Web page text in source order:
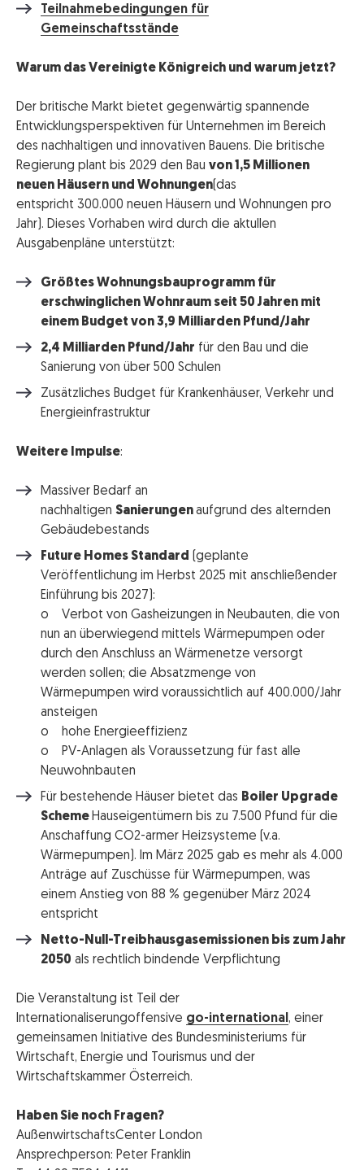
Teilnahmebedingungen für
Gemeinschaftsstände
Warum das Vereinigte Königreich und warum jetzt?
Der britische Markt bietet gegenwärtig spannende
Entwicklungsperspektiven für Unternehmen im Bereich
des nachhaltigen und innovativen Bauens. Die britische
Regierung plant bis 2029 den Bau von 1,5 Millionen
neuen Häusern und Wohnungen(das
entspricht 300.000 neuen Häusern und Wohnungen pro
Jahr). Dieses Vorhaben wird durch die aktullen
Ausgabenpläne unterstützt:
Größtes Wohnungsbauprogramm für
erschwinglichen Wohnraum seit 50 Jahren mit
einem Budget von 3,9 Milliarden Pfund/Jahr
2,4 Milliarden Pfund/Jahr für den Bau und die
Sanierung von über 500 Schulen
Zusätzliches Budget für Krankenhäuser, Verkehr und
Energieinfrastruktur
Weitere Impulse:
Massiver Bedarf an
nachhaltigen Sanierungenaufgrund des alternden
Gebäudebestands
Future Homes Standard (geplante
Veröffentlichung im Herbst 2025 mit anschließender
Einführung bis 2027):
o Verbot von Gasheizungen in Neubauten, die von
nun an überwiegend mittels Wärmepumpen oder
durch den Anschluss an Wärmenetze versorgt
werden sollen; die Absatzmenge von
Wärmepumpen wird voraussichtlich auf 400.000/Jahr
ansteigen
o hohe Energieeffizienz
o PV-Anlagen als Voraussetzung für fast alle
Neuwohnbauten
Für bestehende Häuser bietet das Boiler Upgrade
SchemeHauseigentümern bis zu 7.500 Pfund für die
Anschaffung CO2-armer Heizsysteme (v.a.
Wärmepumpen). Im März 2025 gab es mehr als 4.000
Anträge auf Zuschüsse für Wärmepumpen, was
einem Anstieg von 88 % gegenüber März 2024
entspricht
Netto-Null-Treibhausgasemissionen bis zum Jahr
2050 als rechtlich bindende Verpflichtung
Die Veranstaltung ist Teil der
Internationaliserungoffensive go-international, einer
gemeinsamen Initiative des Bundesministeriums für
Wirtschaft, Energie und Tourismus und der
Wirtschaftskammer Österreich.
Haben Sie noch Fragen?
AußenwirtschaftsCenter London
Ansprechperson: Peter Franklin